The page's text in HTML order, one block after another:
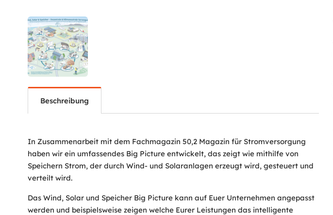
Beschreibung
In Zusammenarbeit mit dem Fachmagazin 50,2 Magazin für Stromversorgung
haben wir ein umfassendes Big Picture entwickelt, das zeigt wie mithilfe von
Speichern Strom, der durch Wind- und Solaranlagen erzeugt wird, gesteuert und
verteilt wird.
Das Wind, Solar und Speicher Big Picture kann auf Euer Unternehmen angepasst
werden und beispielsweise zeigen welche Eurer Leistungen das intelligente